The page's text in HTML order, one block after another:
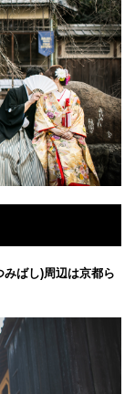
みばし)周辺は京都ら